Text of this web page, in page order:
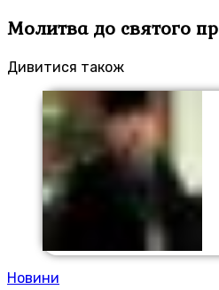
Молитва до святого
Дивитися також
Новини